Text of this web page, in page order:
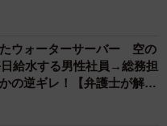
ウォーターサーバー 空の
給水する男性社員→総務担
の逆ギレ！【弁護士が解